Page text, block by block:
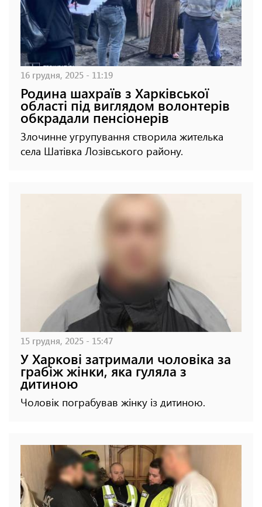
16 грудня, 2025 - 11:19
Родина шахраїв з Харківської
області під виглядом волонтерів
обкрадали пенсіонерів
Злочинне угрупування створила жителька
села Шатівка Лозівського району.
15 грудня, 2025 - 15:47
У Харкові затримали чоловіка за
грабіж жінки, яка гуляла з
дитиною
Чоловік пограбував жінку із дитиною.